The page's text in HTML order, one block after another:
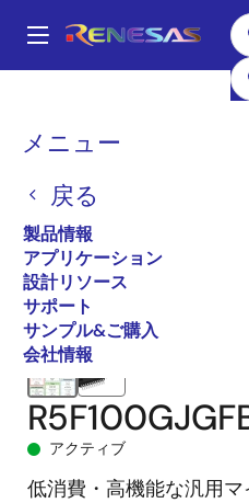
ン
メニュー
戻る
製品情報
アプリケーション
設計リソース
サポート
サンプル&ご購入
会社情報
パ
く
ず
マイクロコントロ
アクティブ
低消費・高機能な汎用